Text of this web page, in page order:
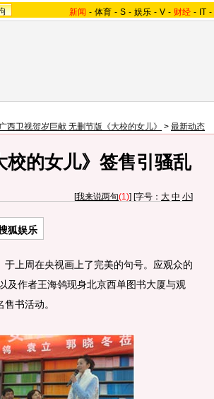
新闻 - 体育 - S - 娱乐 - V - 财经 - IT -
广西卫视贺岁巨献 无删节版《大校的女儿》 > 最新动态
的女儿》签售引骚乱
[我来说两句(1)] [字号： 大 中 小]
狐娱乐
上周在央视画上了完美的句号。应观众的
及作者王海鸰现身北京西单图书大厦与观
书活动。